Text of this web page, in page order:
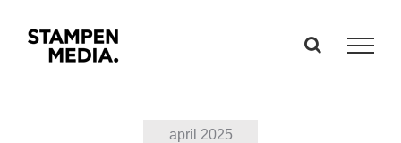
innehållet
april 2025